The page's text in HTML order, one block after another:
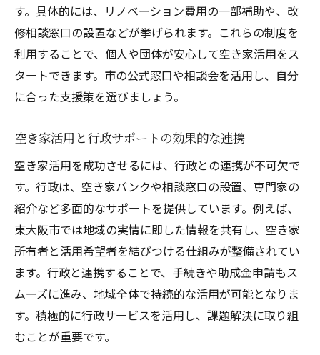
す。具体的には、リノベーション費用の一部補助や、改
修相談窓口の設置などが挙げられます。これらの制度を
利用することで、個人や団体が安心して空き家活用をス
タートできます。市の公式窓口や相談会を活用し、自分
に合った支援策を選びましょう。
空き家活用と行政サポートの効果的な連携
空き家活用を成功させるには、行政との連携が不可欠で
す。行政は、空き家バンクや相談窓口の設置、専門家の
紹介など多面的なサポートを提供しています。例えば、
東大阪市では地域の実情に即した情報を共有し、空き家
所有者と活用希望者を結びつける仕組みが整備されてい
ます。行政と連携することで、手続きや助成金申請もス
ムーズに進み、地域全体で持続的な活用が可能となりま
す。積極的に行政サービスを活用し、課題解決に取り組
むことが重要です。